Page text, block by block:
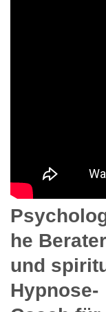
he
und
Hypnose-